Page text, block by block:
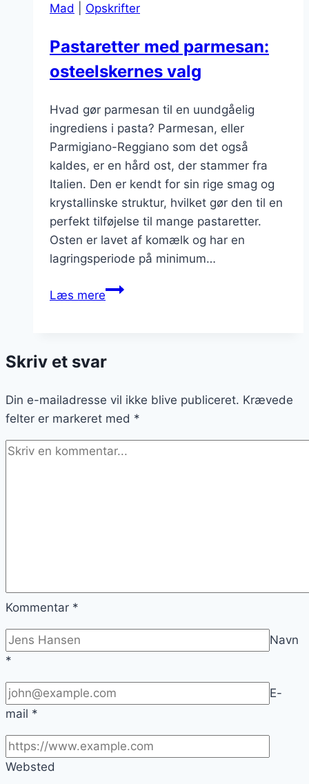
Mad
Opskrifter
Pastaretter med parmesan:
osteelskernes valg
Hvad gør parmesan til en uundgåelig
ingrediens i pasta? Parmesan, eller
Parmigiano-Reggiano som det også
kaldes, er en hård ost, der stammer fra
Italien. Den er kendt for sin rige smag og
krystallinske struktur, hvilket gør den til en
perfekt tilføjelse til mange pastaretter.
Osten er lavet af komælk og har en
lagringsperiode på minimum…
Læs merePastaretter
valg
Skriv et svar
Din e-mailadresse vil ikke blive publiceret. Krævede
felter er markeret med *
Kommentar *
Navn
*
E-
mail *
Websted